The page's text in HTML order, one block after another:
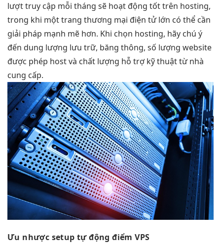
lượt truy cập mỗi tháng sẽ hoạt động tốt trên hosting,
trong khi một trang thương mại điện tử lớn có thể cần
giải pháp mạnh mẽ hơn. Khi chọn hosting, hãy chú ý
đến dung lượng lưu trữ, băng thông, số lượng website
được phép host và chất lượng hỗ trợ kỹ thuật từ nhà
cung cấp.
Ưu nhược setup tự động điểm VPS